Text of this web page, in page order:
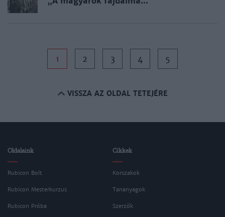
1 2 3 4 5
VISSZA AZ OLDAL TETEJÉRE
Oldalaink
Rubicon Bolt
Rubicon Mesterkurzus
Rubicon Próba
Cikkek
Korszakok
Tananyagok
Szerzők